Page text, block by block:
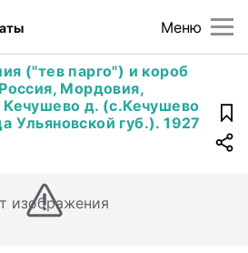
Меню
("тев парго") и короб
Мордовия,
д. (с.Кечушево
Ульяновской губ.). 1927
изображения